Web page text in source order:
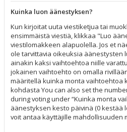
Kuinka luon äänestyksen?
Kun kirjoitat uuta viestiketjua tai
ensimmäistä viestiä, klikkaa "Luo
viestilomakkeen alapuolella. Jos et
ole tarvittavia oikeuksia äänestysten
ainakin kaksi vaihtoehtoa niille
jokainen vaihtoehto on omalla
määritellä kuinka monta vaihtoehtoa
kohdasta You can also set the
during voting under “Kuinka monta
äänestyksen kesto päivinä (0 kestää
voit antaa käyttäjille mahdollisuuden